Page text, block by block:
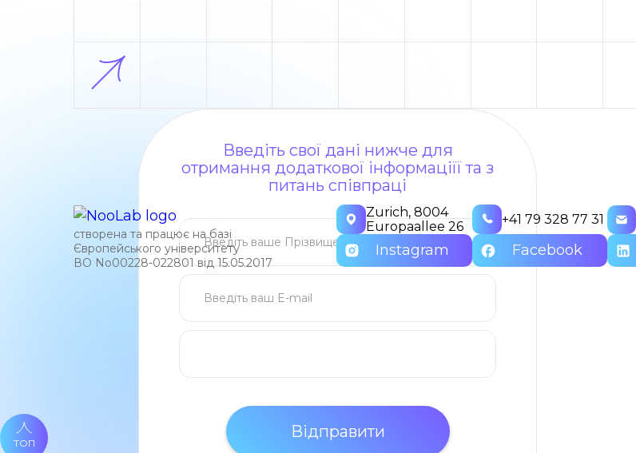
Введіть свої дані нижче для
отримання додаткової інформаціїї та з
питань співпраці
створена та працює на базі
Європейського університету
ВО No00228-022801 від 15.05.2017
Zurich, 8004
Europaallee 26
+41 79 328 77 31
Instagram Facebook
ТОП